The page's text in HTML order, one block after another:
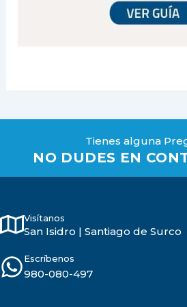
Tienes alguna
NO DUDES EN
Visítanos
San Isidro | Santiago de Surco
Escríbenos
980-080-497